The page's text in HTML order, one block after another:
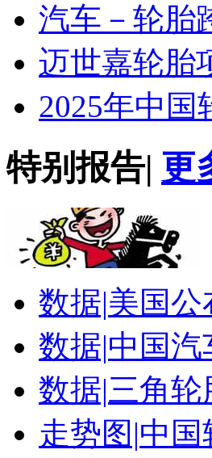
汽车－轮胎
迈世嘉轮胎
2025年中国
特别报告| 更
数据|美国
数据|中国汽
数据|三角
走势图|中国